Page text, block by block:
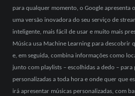
para qualquer momento, o Google apresenta
uma versão inovadora do seu serviço de
inteligente, mais fácil de usar e muito mais
Música usa Machine Learning para descobrir
e, em seguida, combina informações como
junto com playlists – escolhidas a dedo –
personalizadas a toda hora e onde quer que
irá apresentar músicas personalizadas, com